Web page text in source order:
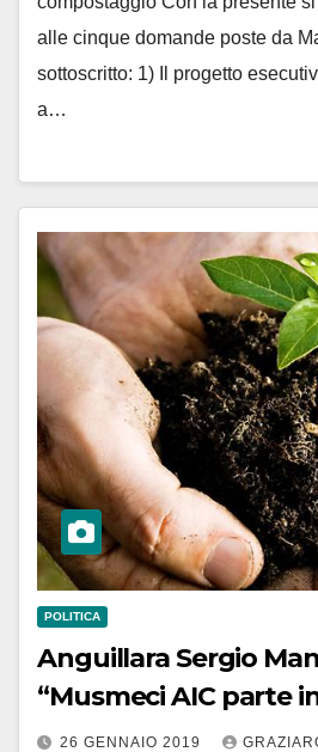
alle cinque domande poste da
sottoscritto: 1) Il progetto
a…
POLITICA
Anguillara Sergio
“Musmeci AIC parte
26 GENNAIO 2019